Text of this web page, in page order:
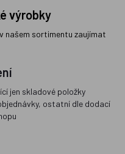
výrobky
našem sortimentu zaujímat
jen skladové položky
ostatní dle dodací